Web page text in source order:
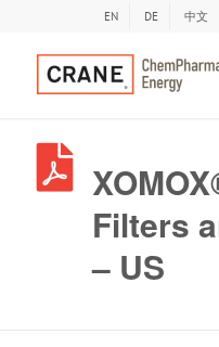
EN DE 中文
Filters
– US